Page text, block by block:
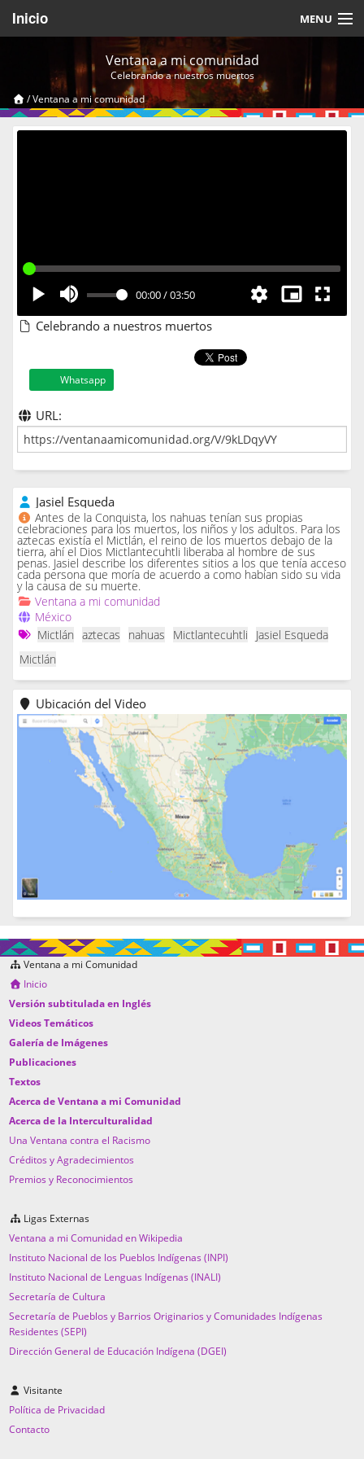
Inicio MENU
Videos Temáticos
Cerrar Sesión
Ventana a mi comunidad
Celebrando a nuestros muertos
/Ventana a mi comunidad
00:00/03:50
Celebrando a nuestros muertos
Whatsapp
URL:
Jasiel Esqueda
Antes de la Conquista, los nahuas tenían sus propias
celebraciones para los muertos, los niños y los adultos. Para los
aztecas existía el Mictlán, el reino de los muertos debajo de la
tierra, ahí el Dios Mictlantecuhtli liberaba al hombre de sus
penas. Jasiel describe los diferentes sitios a los que tenía acceso
cada persona que moría de acuerdo a como habían sido su vida
y la causa de su muerte.
Ventana a mi comunidad
México
Mictlán aztecas nahuas Mictlantecuhtli
Jasiel Esqueda
Mictlán
Ubicación del Video
Ventana a mi Comunidad
Inicio
Versión subtitulada en Inglés
Videos Temáticos
Galería de Imágenes
Publicaciones
Textos
Acerca de Ventana a mi Comunidad
Acerca de la Interculturalidad
Una Ventana contra el Racismo
Créditos y Agradecimientos
Premios y Reconocimientos
Ligas Externas
Ventana a mi Comunidad en Wikipedia
Instituto Nacional de los Pueblos Indígenas (INPI)
Instituto Nacional de Lenguas Indígenas (INALI)
Secretaría de Cultura
Secretaría de Pueblos y Barrios Originarios y Comunidades Indígenas
Residentes (SEPI)
Dirección General de Educación Indígena (DGEI)
Visitante
Política de Privacidad
Contacto